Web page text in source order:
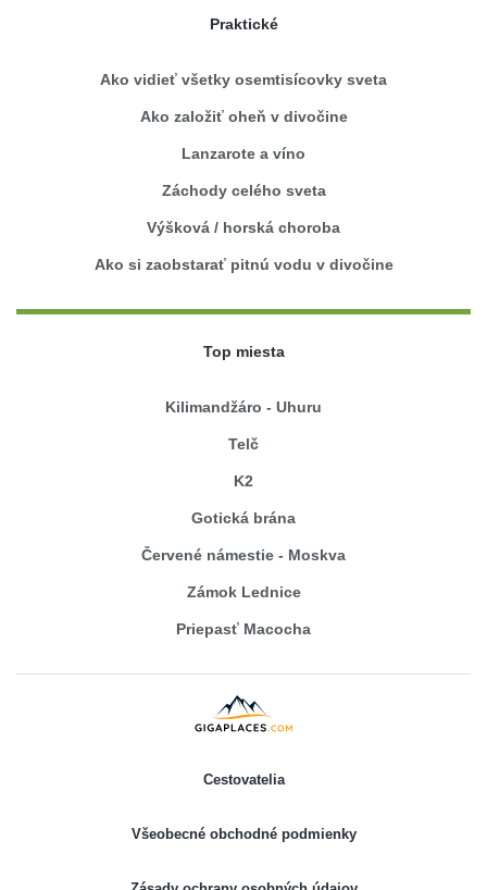
Praktické
Ako vidieť všetky osemtisícovky sveta
Ako založiť oheň v divočine
Lanzarote a víno
Záchody celého sveta
Výšková / horská choroba
Ako si zaobstarať pitnú vodu v divočine
Top miesta
Kilimandžáro - Uhuru
Telč
K2
Gotická brána
Červené námestie - Moskva
Zámok Lednice
Priepasť Macocha
Cestovatelia
Všeobecné obchodné podmienky